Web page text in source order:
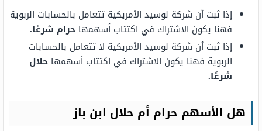
إذا ثبت أن شركة لوسيد الأمريكية تتعامل بالحسابات الربوية
فهنا يكون الاشتراك في اكتتاب أسهمها حرام شرعًا.
إذا ثبت أن شركة لوسيد الأمريكية لا تتعامل بالحسابات
الربوية فهنا يكون الاشتراك في اكتتاب أسهمها حلال
شرعًا.
هل الأسهم حرام أم حلال ابن باز